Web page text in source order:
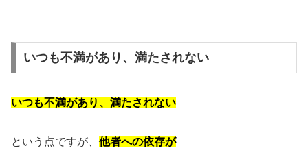
いつも不満があり、満たされない
いつも不満があり、満たされない
という点ですが、 他者への依存が